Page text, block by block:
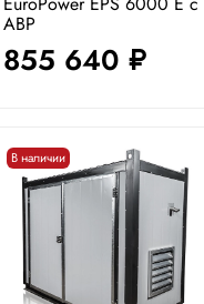
АВР
855 640 руб.
В наличии